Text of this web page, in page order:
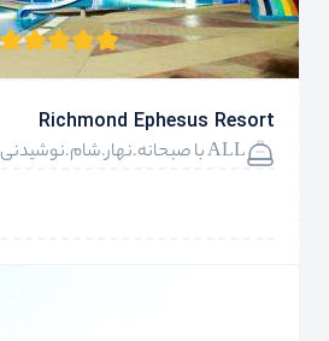
Richmond Ephesus Resort
ALL با صبحانه.نهار.شام.نوشیدنی